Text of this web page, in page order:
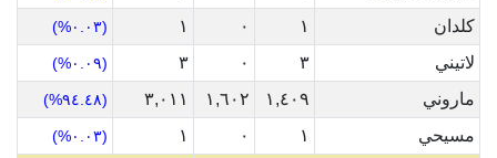
كلدان ١ ٠ ١ (٠.٠٣%)
لاتيني ٣ ٠ ٣ (٠.٠٩%)
ماروني ١,٤٠٩ ١,٦٠٢ ٣,٠١١ (٩٤.٤٨%)
مسيحي ١ ٠ ١ (٠.٠٣%)